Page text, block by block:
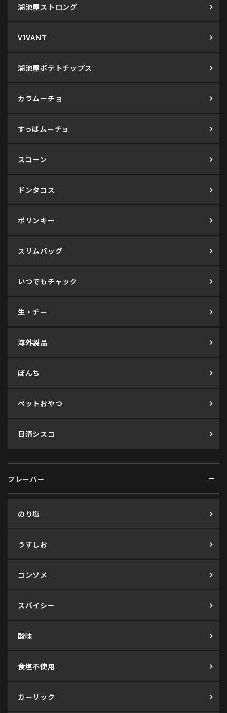
湖池屋ストロング
VIVANT
湖池屋ポテトチップス
カラムーチョ
すっぱムーチョ
スコーン
ドンタコス
ポリンキー
スリムバッグ
いつでもチャック
生・チー
海外製品
ぼんち
ペットおやつ
日清シスコ
フレーバー
のり塩
うすしお
コンソメ
スパイシー
酸味
食塩不使用
ガーリック